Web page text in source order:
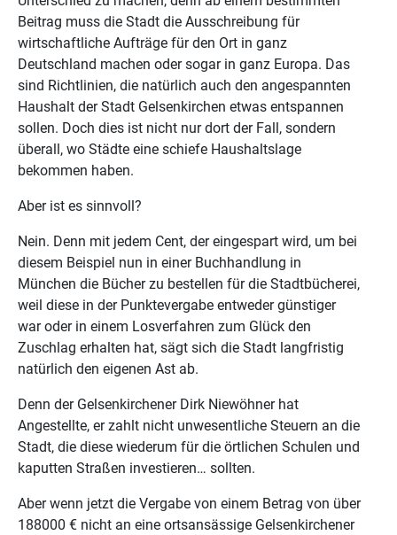
Beitrag muss die Stadt die Ausschreibung für
wirtschaftliche Aufträge für den Ort in ganz
Deutschland machen oder sogar in ganz Europa. Das
sind Richtlinien, die natürlich auch den angespannten
Haushalt der Stadt Gelsenkirchen etwas entspannen
sollen. Doch dies ist nicht nur dort der Fall, sondern
überall, wo Städte eine schiefe Haushaltslage
bekommen haben.
Aber ist es sinnvoll?
Nein. Denn mit jedem Cent, der eingespart wird, um bei
diesem Beispiel nun in einer Buchhandlung in
München die Bücher zu bestellen für die Stadtbücherei,
weil diese in der Punktevergabe entweder günstiger
war oder in einem Losverfahren zum Glück den
Zuschlag erhalten hat, sägt sich die Stadt langfristig
natürlich den eigenen Ast ab.
Denn der Gelsenkirchener Dirk Niewöhner hat
Angestellte, er zahlt nicht unwesentliche Steuern an die
Stadt, die diese wiederum für die örtlichen Schulen und
kaputten Straßen investieren… sollten.
Aber wenn jetzt die Vergabe von einem Betrag von über
188000 € nicht an eine ortsansässige Gelsenkirchener